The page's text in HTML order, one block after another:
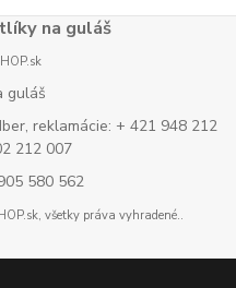
na guláš
guláš
reklamácie: + 421 948 212
212 007
580 562
všetky práva vyhradené..